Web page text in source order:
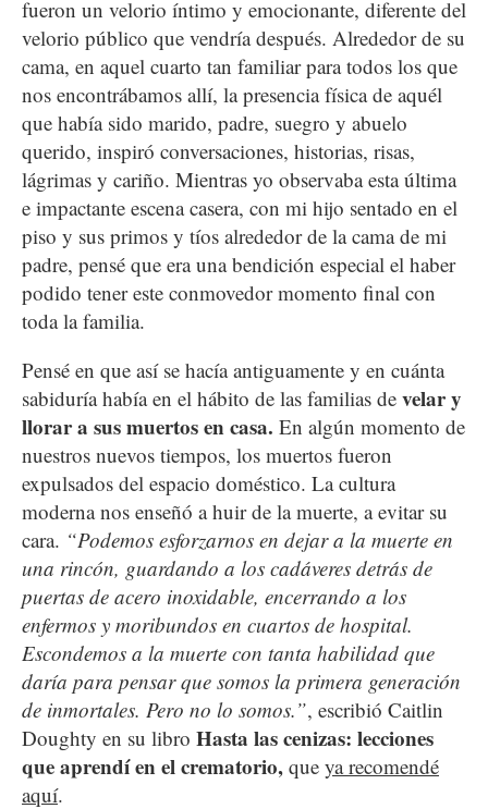
fueron un velorio íntimo y emocionante, diferente del
velorio público que vendría después. Alrededor de su
cama, en aquel cuarto tan familiar para todos los que
nos encontrábamos allí, la presencia física de aquél
que había sido marido, padre, suegro y abuelo
querido, inspiró conversaciones, historias, risas,
lágrimas y cariño. Mientras yo observaba esta última
e impactante escena casera, con mi hijo sentado en el
piso y sus primos y tíos alrededor de la cama de mi
padre, pensé que era una bendición especial el haber
podido tener este conmovedor momento final con
toda la familia.
Pensé en que así se hacía antiguamente y en cuánta
sabiduría había en el hábito de las familias de velar y
llorar a sus muertos en casa. En algún momento de
nuestros nuevos tiempos, los muertos fueron
expulsados del espacio doméstico. La cultura
moderna nos enseñó a huir de la muerte, a evitar su
cara. “Podemos esforzarnos en dejar a la muerte en
una rincón, guardando a los cadáveres detrás de
puertas de acero inoxidable, encerrando a los
enfermos y moribundos en cuartos de hospital.
Escondemos a la muerte con tanta habilidad que
daría para pensar que somos la primera generación
de inmortales. Pero no lo somos.”, escribió Caitlin
Doughty en su libro Hasta las cenizas: lecciones
que aprendí en el crematorio, que ya recomendé
aquí.